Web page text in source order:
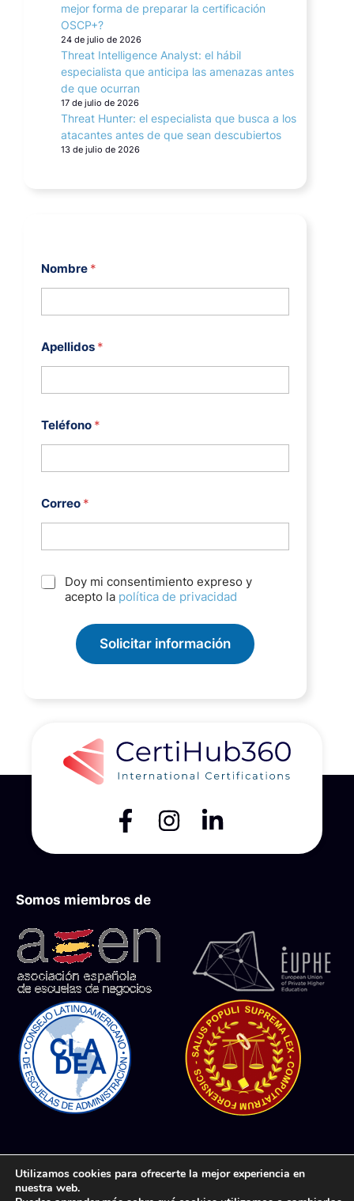
mejor forma de preparar la certificación
OSCP+?
24 de julio de 2026
Threat Intelligence Analyst: el hábil
especialista que anticipa las amenazas antes
de que ocurran
17 de julio de 2026
Threat Hunter: el especialista que busca a los
atacantes antes de que sean descubiertos
13 de julio de 2026
Nombre *
Apellidos *
Teléfono *
Correo *
R
Doy mi consentimiento expreso y
acepto la política de privacidad
Solicitar información
Somos miembros de
Uso de Cookies
Utilizamos cookies para ofrecerte la mejor experiencia en
nuestra web.